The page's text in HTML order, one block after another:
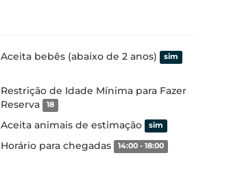
Aceita bebês (abaixo de 2 anos) sim
Restrição de Idade Mínima para Fazer
Reserva
18
Aceita animais de estimação sim
Horário para chegadas 14:00 - 18:00